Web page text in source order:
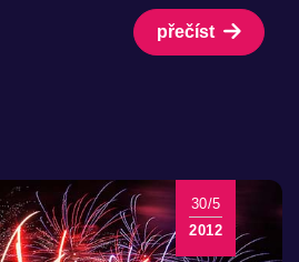
přečíst
30/5
2012